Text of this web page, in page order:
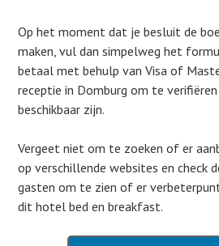
Op het moment dat je besluit de
maken, vul dan simpelweg het
betaal met behulp van Visa of
receptie in Domburg om te
beschikbaar zijn.
Vergeet niet om te zoeken of er
op verschillende websites en check
gasten om te zien of er
dit hotel bed en breakfast.